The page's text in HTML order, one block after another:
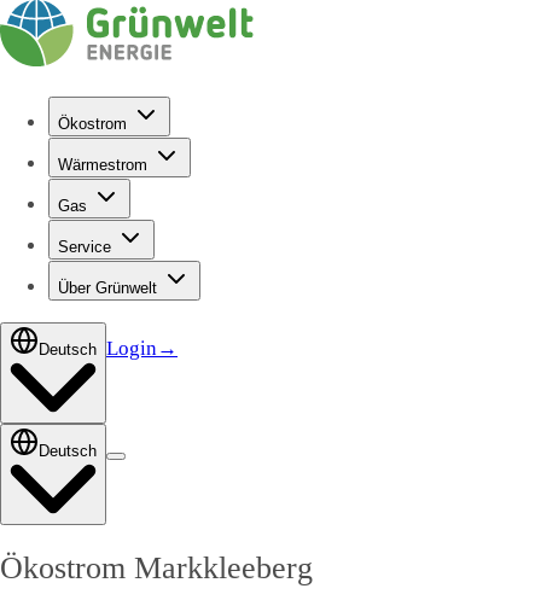
Ökostrom
Wärmestrom
Gas
Service
Über Grünwelt
Deutsch Login→
Deutsch
Ökostrom Markkleeberg